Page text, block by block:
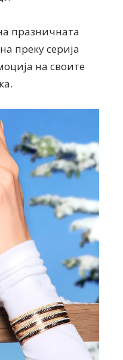
празничната
преку серија
на своите